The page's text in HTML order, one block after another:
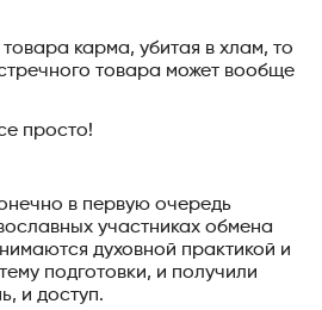
карма, убитая в хлам, то
товара может вообще
просто!
в первую очередь
участниках обмена
духовной практикой и
подготовки, и получили
и доступ.